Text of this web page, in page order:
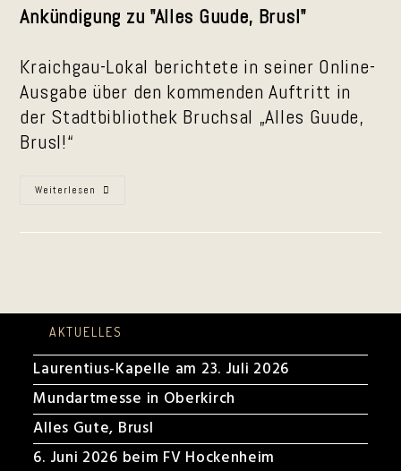
Ankündigung zu "Alles Guude, Brusl"
Kraichgau-Lokal berichtete in seiner Online-
Ausgabe über den kommenden Auftritt in
der Stadtbibliothek Bruchsal „Alles Guude,
Brusl!“
Weiterlesen Online-
Kraichgau-
AKTUELLES
Laurentius-Kapelle am 23. Juli 2026
Mundartmesse in Oberkirch
Alles Gute, Brusl
6. Juni 2026 beim FV Hockenheim